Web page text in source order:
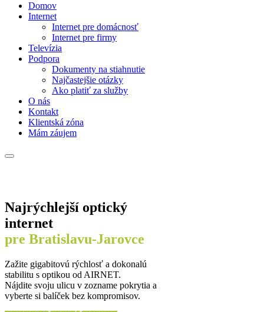
Domov
Internet
Internet pre domácnosť
Internet pre firmy
Televízia
Podpora
Dokumenty na stiahnutie
Najčastejšie otázky
Ako platiť za služby
O nás
Kontakt
Klientská zóna
Mám záujem
Najrýchlejší optický
internet
pre Bratislavu-Jarovce
Zažite gigabitovú rýchlosť a dokonalú
stabilitu s optikou od AIRNET.
Nájdite svoju ulicu v zozname pokrytia a
vyberte si balíček bez kompromisov.